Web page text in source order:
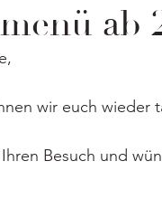
ab
wir euch wieder
Besuch und